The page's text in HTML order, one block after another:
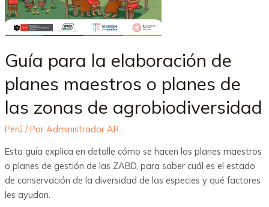
Guía para la elaboración de
planes maestros o planes de
las zonas de agrobiodiversidad
Perú / Por Administrador AR
Esta guía explica en detalle cómo se hacen los planes maestros
o planes de gestión de las ZABD, para saber cuál es el estado
de conservación de la diversidad de las especies y qué factores
les ayudan.